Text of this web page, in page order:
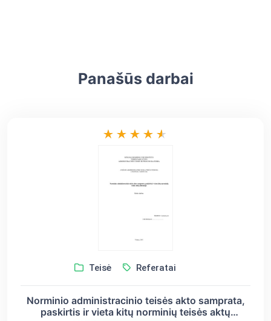
Panašūs darbai
Teisė Referatai
Norminio administracinio teisės akto samprata,
paskirtis ir vieta kitų norminių teisės aktų